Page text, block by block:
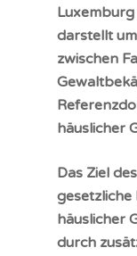
darstellt
zwischen
häuslicher
Das Ziel
gesetzliche
häuslicher
durch